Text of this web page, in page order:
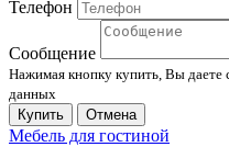
Телефон
Сообщение
Нажимая кнопку купить, Вы даете
данных
Купить
Отмена
Мебель для гостиной